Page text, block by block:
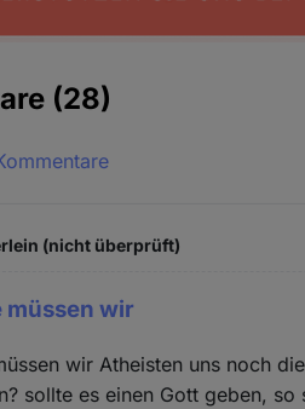
(28)
(nicht überprüft)
müssen wir
wir Atheisten uns noch
sollte es einen Gott geben,